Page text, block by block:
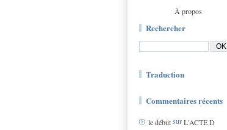
À propos
Rechercher
Traduction
Commentaires récents
le débutsurL'ACTE D